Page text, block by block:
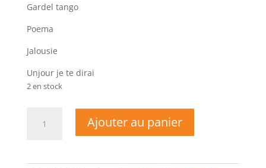
Gardel tango
Poema
Jalousie
Unjour je te dirai
2 en stock
Ajouter au panier